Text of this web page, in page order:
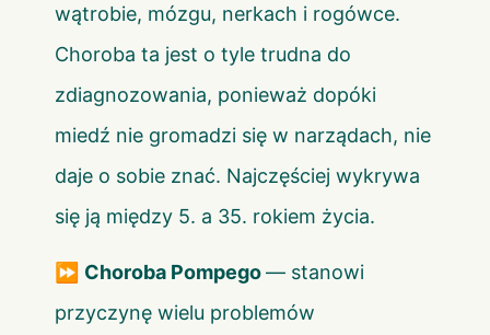
wątrobie, mózgu, nerkach i rogówce.
Choroba ta jest o tyle trudna do
zdiagnozowania, ponieważ dopóki
miedź nie gromadzi się w narządach, nie
daje o sobie znać. Najczęściej wykrywa
się ją między 5. a 35. rokiem życia.
⏩ Choroba Pompego— stanowi
przyczynę wielu problemów